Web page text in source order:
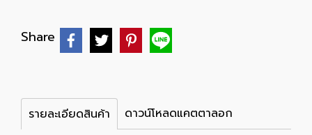
Share
รายละเอียดสินค้า ดาวน์โหลดแคตตาลอก